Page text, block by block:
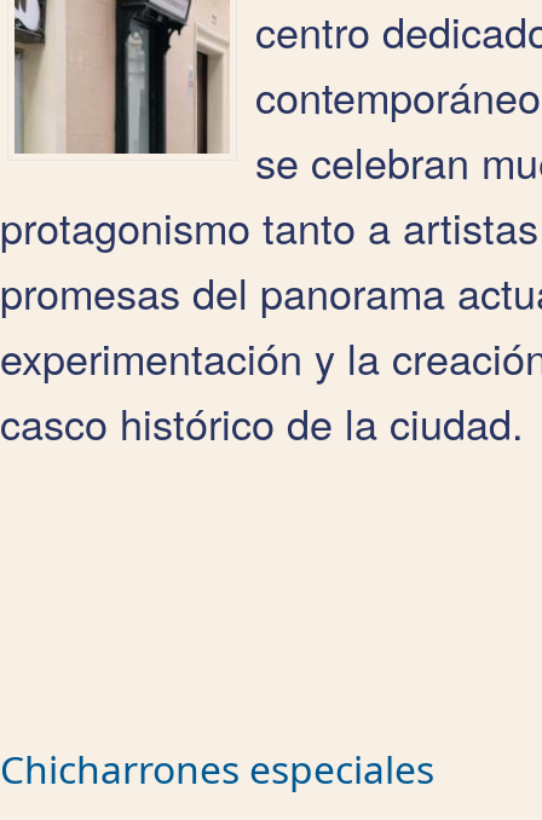
centro
se celebran
protagonismo tanto a
promesas del panorama
experimentación y la
casco histórico de la ciudad.
Chicharrones especiales